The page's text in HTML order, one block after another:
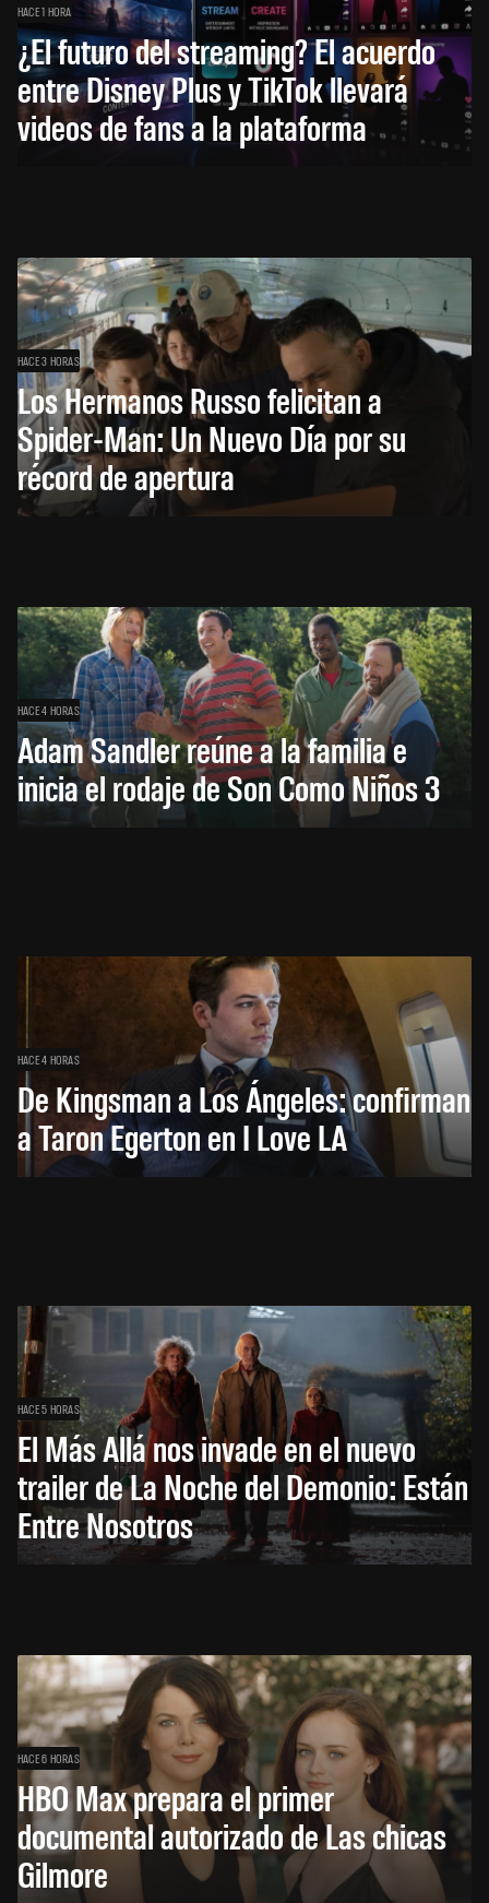
HACE 1 HORA
¿El futuro del streaming? El acuerdo
entre Disney Plus y TikTok llevará
videos de fans a la plataforma
HACE 3 HORAS
Los Hermanos Russo felicitan a
Spider-Man: Un Nuevo Día por su
récord de apertura
HACE 4 HORAS
Adam Sandler reúne a la familia e
inicia el rodaje de Son Como Niños 3
HACE 4 HORAS
De Kingsman a Los Ángeles: confirman
a Taron Egerton en I Love LA
HACE 5 HORAS
El Más Allá nos invade en el nuevo
trailer de La Noche del Demonio: Están
Entre Nosotros
HACE 6 HORAS
HBO Max prepara el primer
documental autorizado de Las chicas
Gilmore